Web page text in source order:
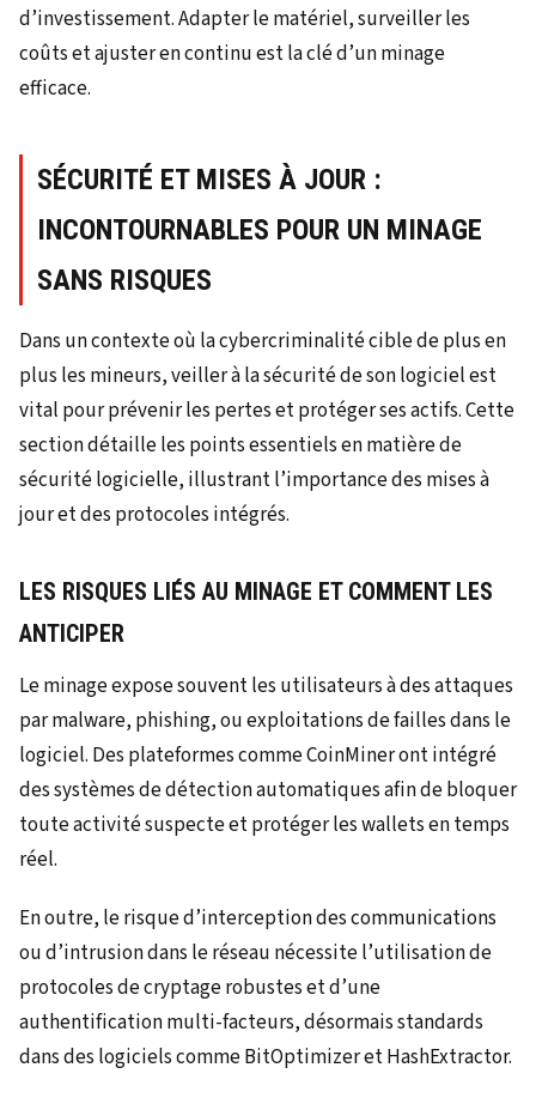
d’investissement. Adapter le matériel, surveiller les
coûts et ajuster en continu est la clé d’un minage
efficace.
SÉCURITÉ ET MISES À JOUR :
INCONTOURNABLES POUR UN MINAGE
SANS RISQUES
Dans un contexte où la cybercriminalité cible de plus en
plus les mineurs, veiller à la sécurité de son logiciel est
vital pour prévenir les pertes et protéger ses actifs. Cette
section détaille les points essentiels en matière de
sécurité logicielle, illustrant l’importance des mises à
jour et des protocoles intégrés.
LES RISQUES LIÉS AU MINAGE ET COMMENT LES
ANTICIPER
Le minage expose souvent les utilisateurs à des attaques
par malware, phishing, ou exploitations de failles dans le
logiciel. Des plateformes comme CoinMiner ont intégré
des systèmes de détection automatiques afin de bloquer
toute activité suspecte et protéger les wallets en temps
réel.
En outre, le risque d’interception des communications
ou d’intrusion dans le réseau nécessite l’utilisation de
protocoles de cryptage robustes et d’une
authentification multi-facteurs, désormais standards
dans des logiciels comme BitOptimizer et HashExtractor.